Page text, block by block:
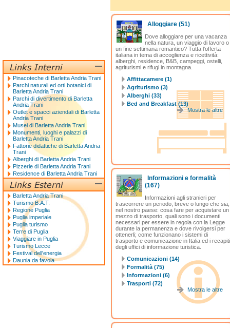
Alloggiare (51)
Dove alloggiare per una vacanza
nella natura, un viaggio di lavoro o
un fine settimana romantico? Tutta l'offerta
italiana in tema di accoglienza e ricettività:
alberghi, residence, B&B, campeggi, ostelli,
agriturismi e rifugi in montagna.
Affittacamere (1)
Agriturismo (3)
Alberghi (33)
Bed and Breakfast (13)
Mostra le altre
Informazioni e formalità
(167)
Informazioni agli stranieri per
trascorrere un periodo, breve o lungo che sia,
nel nostro paese: cosa fare per acquistare un
mezzo di trasporto, quali sono i documenti
necessari per essere in regola con la Legge
durante la permanenza e dove rivolgersi per
ottenerli; come funzionano i sistemi di
trasporto e comunicazione in Italia ed i recapiti
degli uffici di informazione turistica.
Comunicazioni (14)
Formalità (75)
Informazioni (6)
Trasporti (72)
Mostra le altre
Pinacoteche di Barletta Andria Trani
Parchi naturali ed orti botanici di
Barletta Andria Trani
Parchi di divertimento di Barletta
Andria Trani
Outlet e spacci aziendali di Barletta
Andria Trani
Musei di Barletta Andria Trani
Monumenti, luoghi e palazzi di
Barletta Andria Trani
Fattorie didattiche di Barletta Andria
Trani
Alberghi di Barletta Andria Trani
Pizzerie di Barletta Andria Trani
Residence di Barletta Andria Trani
Barletta Andria Trani
Turismo B.A.T.
Regione Puglia
Puglia imperiale
Puglia turismo
Terre di Puglia
Viaggiare in Puglia
Turismo Lecce
Festival dell'energia
Daunia da favola